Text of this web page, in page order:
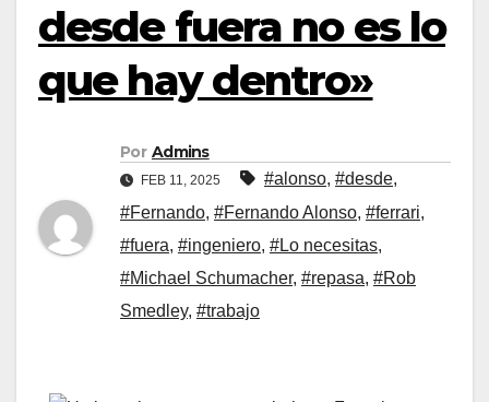
desde fuera no es lo
que hay dentro»
Por Admins
FEB 11, 2025 #alonso, #desde,
#Fernando, #Fernando Alonso, #ferrari,
#fuera, #ingeniero, #Lo necesitas,
#Michael Schumacher, #repasa, #Rob
Smedley, #trabajo